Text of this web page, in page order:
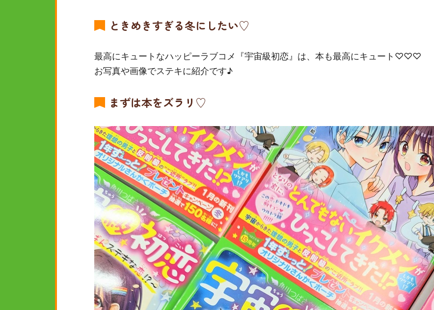
ときめきすぎる冬にしたい♡
最高にキュートなハッピーラブコメ『宇宙級初恋』は、本も最高にキュート♡♡♡
お写真や画像でステキに紹介です♪
まずは本をズラリ♡